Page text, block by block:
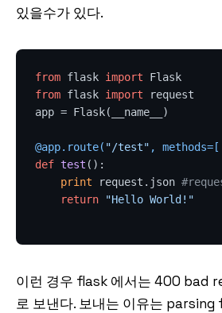
있을수가 있다.
from flask import
from flask import request
app = Flask(__name__)
@app.route( "/test" , methods=[
def test ():
print request.json
return
"Hello World!"
이런 경우 flask 에서는 400 bad
로 보낸다. 보내는 이유는